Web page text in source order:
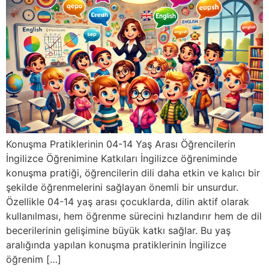
Konuşma Pratiklerinin 04-14 Yaş Arası Öğrencilerin
İngilizce Öğrenimine Katkıları İngilizce öğreniminde
konuşma pratiği, öğrencilerin dili daha etkin ve kalıcı bir
şekilde öğrenmelerini sağlayan önemli bir unsurdur.
Özellikle 04-14 yaş arası çocuklarda, dilin aktif olarak
kullanılması, hem öğrenme sürecini hızlandırır hem de dil
becerilerinin gelişimine büyük katkı sağlar. Bu yaş
aralığında yapılan konuşma pratiklerinin İngilizce
öğrenim […]